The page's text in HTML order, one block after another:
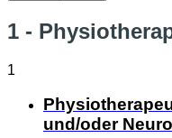
1 -
1
und/oder